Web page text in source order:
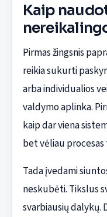
Kaip
Pirmas žingsnis
reikia sukurti
arba individualios
valdymo aplinka.
kaip dar viena
bet vėliau
Tada įvedami
neskubėti. Tikslus
svarbiausių dalykų.